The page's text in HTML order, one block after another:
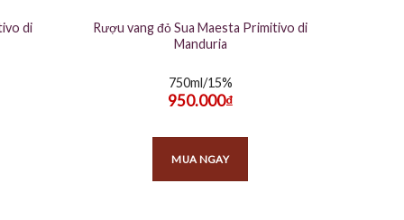
di
Rượu vang đỏ Sua Maesta Primitivo di
Manduria
750ml/15%
950.000₫
MUA NGAY